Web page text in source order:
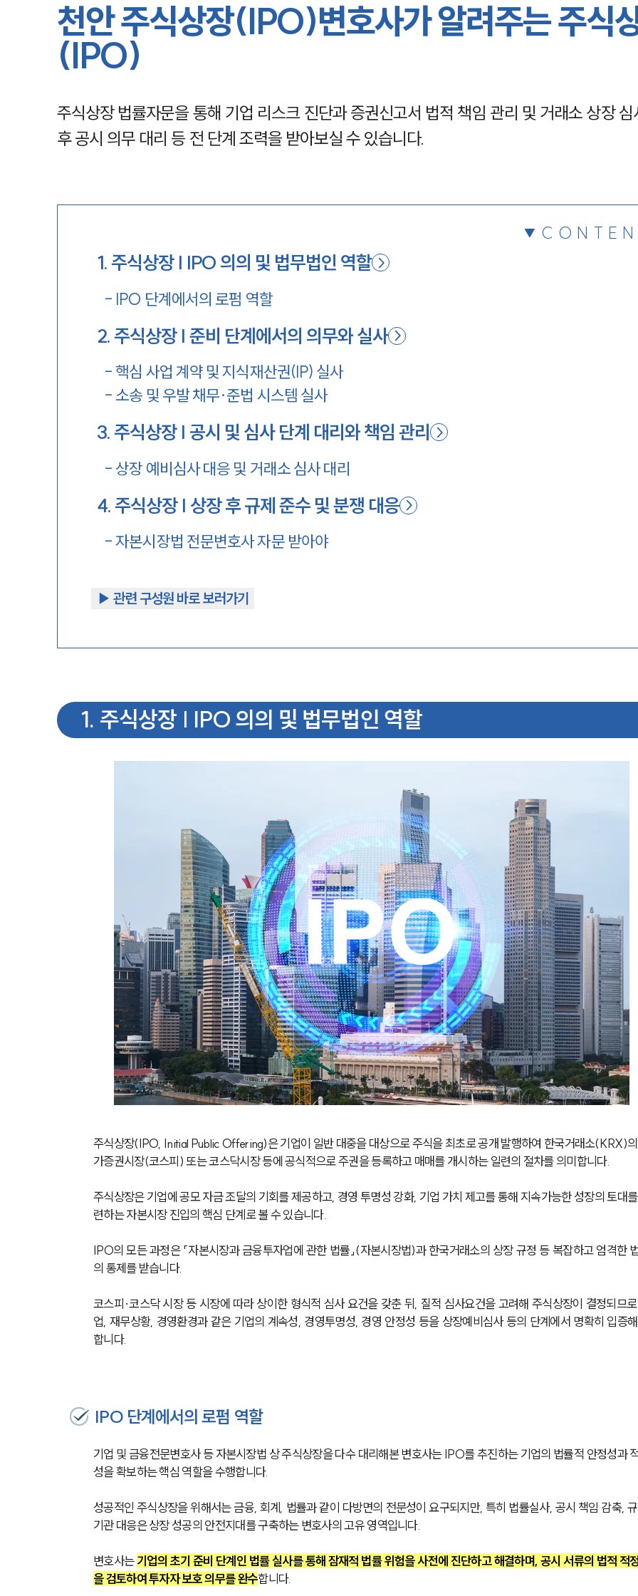
채용정보
천안 주식상장(IPO)변호사가 알려주는 주식
(IPO)
주식상장 법률자문을 통해 기업 리스크 진단과 증권신고서 법적 책임 관리 및 거래소 상장 심
후 공시 의무 대리 등 전 단계 조력을 받아보실 수 있습니다.
1. 주식상장 | IPO 의의 및 법무법인 역할
- IPO 단계에서의 로펌 역할
2. 주식상장 | 준비 단계에서의 의무와 실사
-핵심 사업 계약 및 지식재산권(IP) 실사
- 소송 및 우발 채무·준법 시스템 실사
3. 주식상장 | 공시 및 심사 단계 대리와 책임 관리
- 상장 예비심사 대응 및 거래소 심사 대리
4. 주식상장 | 상장 후 규제 준수 및 분쟁 대응
-자본시장법 전문변호사 자문 받아야
▶︎ 관련 구성원 바로 보러가기
1. 주식상장 | IPO 의의 및 법무법인 역할
주식상장(IPO, Initial Public Offering)은 기업이 일반 대중을 대상으로 주식을 최초로 공개 발행하여 한국거래소(KRX)
가증권시장(코스피) 또는 코스닥시장 등에 공식적으로 주권을 등록하고 매매를 개시하는 일련의 절차를 의미합니다.
주식상장은 기업에 공모 자금 조달의 기회를 제공하고, 경영 투명성 강화, 기업 가치 제고를 통해 지속가능한 성장의 토대
련하는 자본시장 진입의 핵심 단계로 볼 수 있습니다.
IPO의 모든 과정은 「자본시장과 금융투자업에 관한 법률」(자본시장법)과 한국거래소의 상장 규정 등 복잡하고 엄격한
의 통제를 받습니다.
코스피·코스닥 시장 등 시장에 따라 상이한 형식적 심사 요건을 갖춘 뒤, 질적 심사요건을 고려해 주식상장이 결정되므
업, 재무상황, 경영환경과 같은 기업의 계속성, 경영투명성, 경영 안정성 등을 상장예비심사 등의 단계에서 명확히 입증
합니다.
IPO 단계에서의 로펌 역할
기업 및 금융전문변호사 등 자본시장법 상 주식상장을 다수 대리해본 변호사는 IPO를 추진하는 기업의 법률적 안정성과
성을 확보하는 핵심 역할을 수행합니다.
성공적인 주식상장을 위해서는 금융, 회계, 법률과 같이 다방면의 전문성이 요구되지만, 특히 법률실사, 공시 책임 감축, 규
기관 대응은 상장 성공의 안전지대를 구축하는 변호사의 고유 영역입니다.
변호사는 기업의 초기 준비 단계인 법률 실사를 통해 잠재적 법률 위험을 사전에 진단하고 해결하며, 공시 서류의 법적 적
을 검토하여 투자자 보호 의무를 완수합니다.